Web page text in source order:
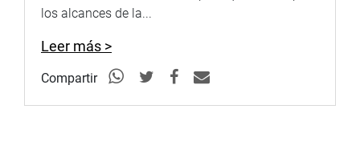
afirmó.
Por su parte, el congresista Edwin Martínez Talavera
(bancada AP) expresó su respaldo a la llegada de
inversión extranjera, aunque advirtió sobre la necesidad
de fortalecer los controles frente a actos de corrupción.
los alcances de la...
Leer más >
Compartir